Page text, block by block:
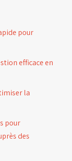
pour
efficace en
la
pour
des